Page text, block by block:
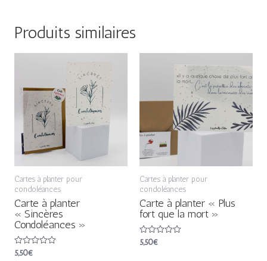
Produits similaires
Cartes à planter pour
condoléances
Carte à planter
« Sincères
Condoléances »
Note
5,50€
Cartes à planter pour
condoléances
Carte à planter « Plus
fort que la mort »
Note
5,50€